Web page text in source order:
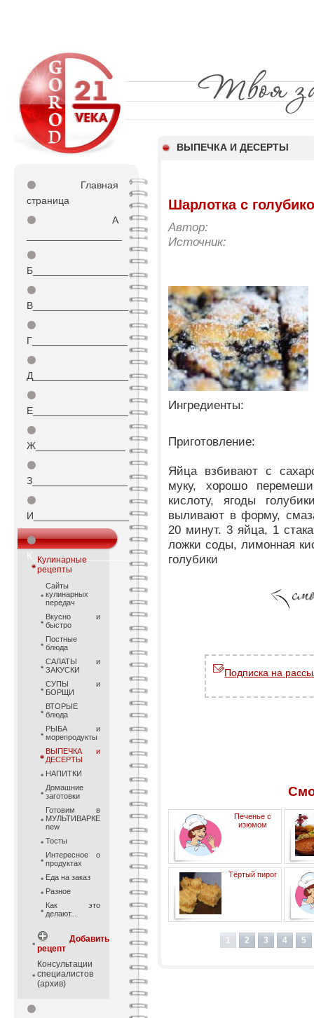
ВЫПЕЧКА И ДЕСЕРТЫ
⚫
Главная
страница
⚫
А
⚫
Б_________________
⚫
В_________________
⚫
Г_________________
⚫
Д_________________
⚫
Е_________________
⚫
Ж________________
⚫
З_________________
⚫
И_________________
⚫
К_________________
Кулинарные
рецепты
Сайты
кулинарных
передач
Вкусно и
быстро
Постные
блюда
САЛАТЫ и
ЗАКУСКИ
СУПЫ и
БОРЩИ
ВТОРЫЕ
блюда
РЫБА и
морепродукты
ВЫПЕЧКА и
ДЕСЕРТЫ
НАПИТКИ
Домашние
заготовки
Готовим в
МУЛЬТИВАРКЕ
new
Тосты
Интересное о
продуктах
Еда на заказ
Разное
Как это
делают...
Добавить
рецепт
Консультации
специалистов
(архив)
⚫
Шарлотка с
Автор:
Источник:
Ингредиенты:
Приготовление:
Яйца взбивают с
муку, хорошо
кислоту, ягоды
выливают в форму,
20 минут. 3 яйца, 1
ложки соды, лимонная
голубики
Подписка на
Печенье с
изюмом
Тёртый пирог
1 2 3 4 5